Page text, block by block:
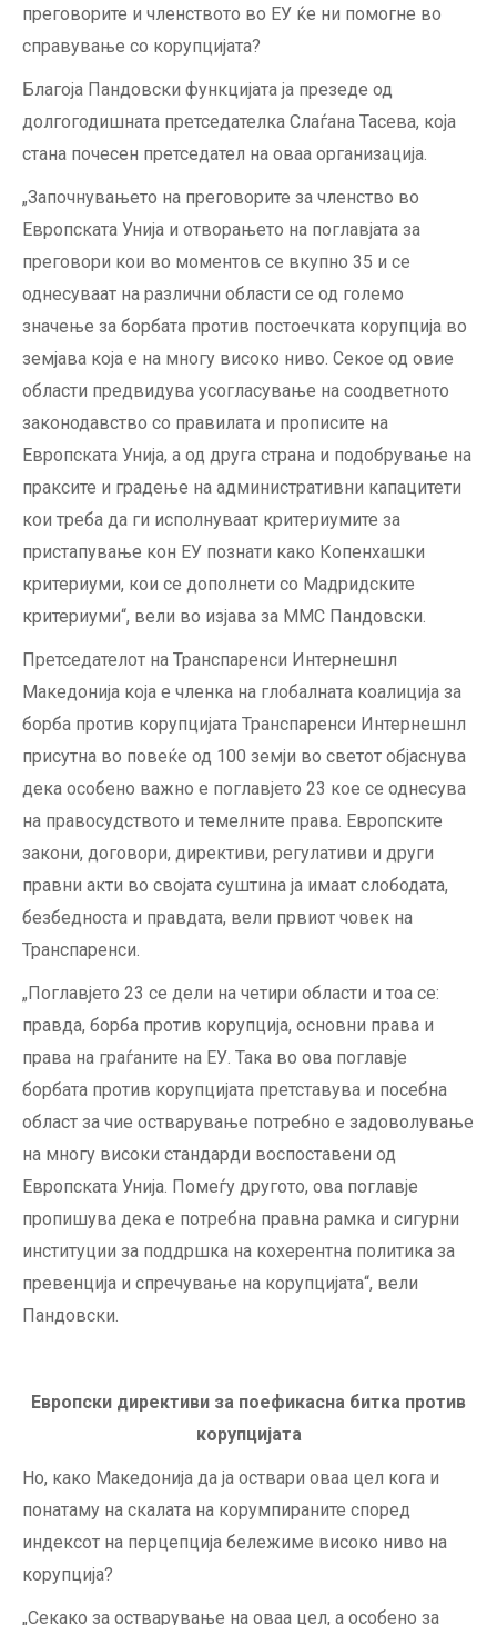
преговорите и членството во ЕУ ќе ни помогне во
справување со корупцијата?
Благоја Пандовски функцијата ја презеде од
долгогодишната претседателка Слаѓана Тасева, која
стана почесен претседател на оваа организација.
„Започнувањето на преговорите за членство во
Европската Унија и отворањето на поглавјата за
преговори кои во моментов се вкупно 35 и се
однесуваат на различни области се од големо
значење за борбата против постоечката корупција во
земјава која е на многу високо ниво. Секое од овие
области предвидува усогласување на соодветното
законодавство со правилата и прописите на
Европската Унија, а од друга страна и подобрување на
праксите и градење на административни капацитети
кои треба да ги исполнуваат критериумите за
пристапување кон ЕУ познати како Копенхашки
критериуми, кои се дополнети со Мадридските
критериуми“, вели во изјава за ММС Пандовски.
Претседателот на Транспаренси Интернешнл
Македонија која е членка на глобалната коалиција за
борба против корупцијата Транспаренси Интернешнл
присутна во повеќе од 100 земји во светот објаснува
дека особено важно е поглавјето 23 кое се однесува
на правосудството и темелните права. Европските
закони, договори, директиви, регулативи и други
правни акти во својата суштина ја имаат слободата,
безбедноста и правдата, вели првиот човек на
Транспаренси.
„Поглавјето 23 се дели на четири области и тоа се:
правда, борба против корупција, основни права и
права на граѓаните на ЕУ. Така во ова поглавје
борбата против корупцијата претставува и посебна
област за чие остварување потребно е задоволување
на многу високи стандарди воспоставени од
Европската Унија. Помеѓу другото, ова поглавје
пропишува дека е потребна правна рамка и сигурни
институции за поддршка на кохерентна политика за
превенција и спречување на корупцијата“, вели
Пандовски.
Европски директиви за поефикасна битка против
корупцијата
Но, како Македонија да ја оствари оваа цел кога и
понатаму на скалата на корумпираните според
индексот на перцепција бележиме високо ниво на
корупција?
„Секако за остварување на оваа цел, а особено за